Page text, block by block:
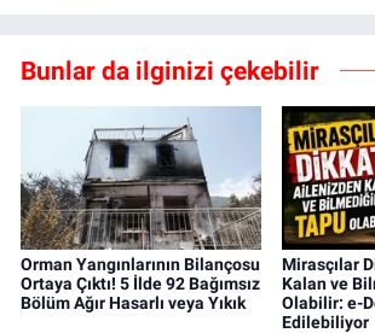
Bunlar da ilginizi çekebilir
Orman Yangınlarının Bilançosu
Ortaya Çıktı! 5 İlde 92 Bağımsız
Bölüm Ağır Hasarlı veya Yıkık
Mirasçılar
Kalan ve
Olabilir: e-
Edilebiliyor